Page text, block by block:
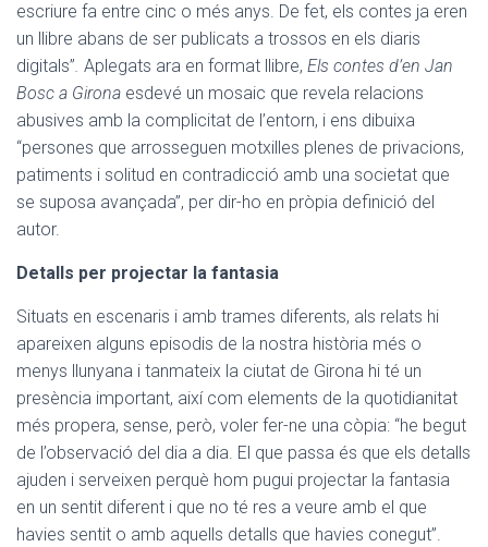
escriure fa entre cinc o més anys. De fet, els contes ja eren
un llibre abans de ser publicats a trossos en els diaris
digitals”. Aplegats ara en format llibre, Els contes d’en Jan
Bosc a Girona esdevé un mosaic que revela relacions
abusives amb la complicitat de l’entorn, i ens dibuixa
“persones que arrosseguen motxilles plenes de privacions,
patiments i solitud en contradicció amb una societat que
se suposa avançada”, per dir-ho en pròpia definició del
autor.
Detalls per projectar la fantasia
Situats en escenaris i amb trames diferents, als relats hi
apareixen alguns episodis de la nostra història més o
menys llunyana i tanmateix la ciutat de Girona hi té un
presència important, així com elements de la quotidianitat
més propera, sense, però, voler fer-ne una còpia: “he begut
de l’observació del dia a dia. El que passa és que els detalls
ajuden i serveixen perquè hom pugui projectar la fantasia
en un sentit diferent i que no té res a veure amb el que
havies sentit o amb aquells detalls que havies conegut”.